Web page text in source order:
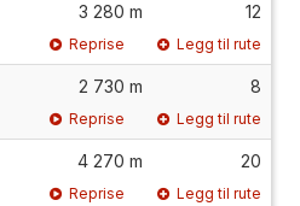
3 280 m 12
Reprise Legg til rute
2 730 m 8
Reprise Legg til rute
4 270 m 20
Reprise Legg til rute